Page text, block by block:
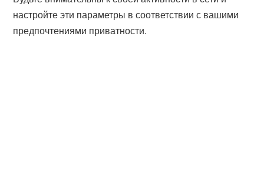
настройте эти параметры в соответствии с вашими
предпочтениями приватности.